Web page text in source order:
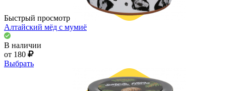
Быстрый просмотр
Алтайский мёд с мумиё
В наличии
от 180
Выбрать